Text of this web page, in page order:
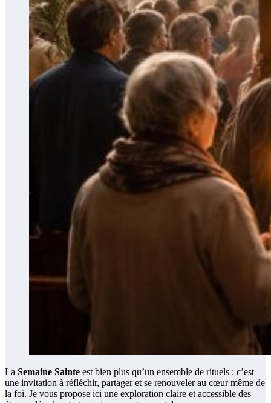
La Semaine Sainte est bien plus qu’un ensemble de rituels : c’est
une invitation à réfléchir, partager et se renouveler au cœur même de
la foi. Je vous propose ici une exploration claire et accessible des